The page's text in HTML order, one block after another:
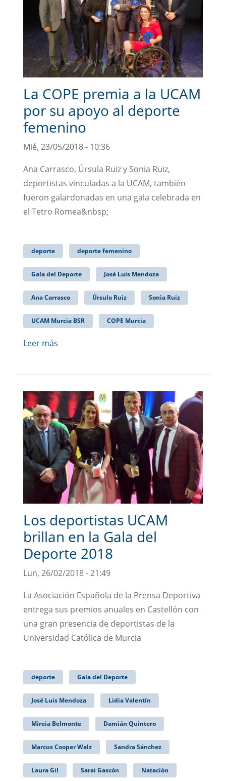
La COPE premia a la UCAM
por su apoyo al deporte
femenino
Mié, 23/05/2018 - 10:36
Ana Carrasco, Úrsula Ruiz y Sonia Ruiz,
deportistas vinculadas a la UCAM, también
fueron galardonadas en una gala celebrada en
el Tetro Romea&nbsp;
deporte deporte femenino
Gala del Deporte José Luis Mendoza
Ana Carrasco Úrsula Ruiz Sonia Ruiz
UCAM Murcia BSR COPE Murcia
Leer más
Los deportistas UCAM
brillan en la Gala del
Deporte 2018
Lun, 26/02/2018 - 21:49
La Asociación Española de la Prensa Deportiva
entrega sus premios anuales en Castellón con
una gran presencia de deportistas de la
Universidad Católica de Murcia
deporte Gala del Deporte
José Luis Mendoza Lidia Valentín
Mireia Belmonte Damián Quintero
Marcus Cooper Walz Sandra Sánchez
Laura Gil Sarai Gascón Natación